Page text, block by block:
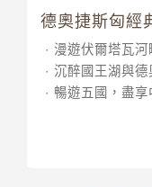
德奧捷斯匈經
漫遊伏爾塔瓦
沉醉國王湖與
暢遊五國，盡